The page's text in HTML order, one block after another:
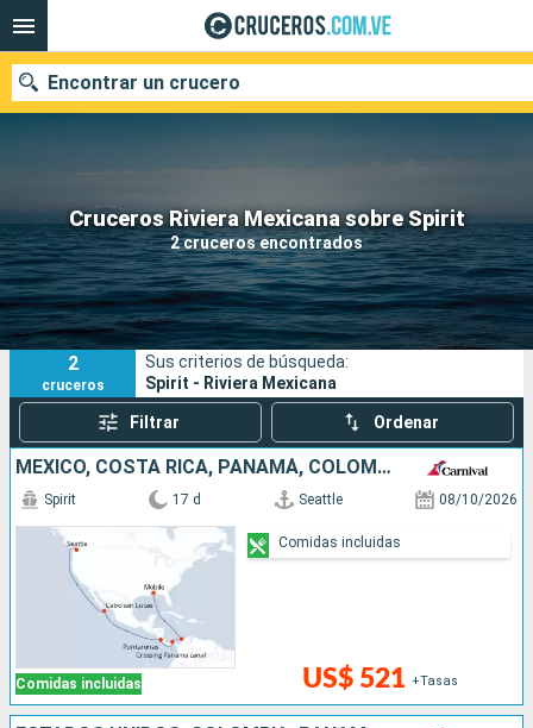
Cruceros Riviera Mexicana sobre Spirit
2 cruceros encontrados
Encontrar un crucero
Nuestros destinos
Fecha de salida
Puertos Compañías
Buscar
2
cruceros
Sus criterios de búsqueda:
Spirit - Riviera Mexicana
Filtrar Ordenar
MÉXICO, COSTA RICA, PANAMÁ, COLOMBIA, ESTADOS UNIDOS
Comidas incluidas
Spirit 17 d Seattle 08/10/2026
US$ 521 +Tasas
Comidas incluidas